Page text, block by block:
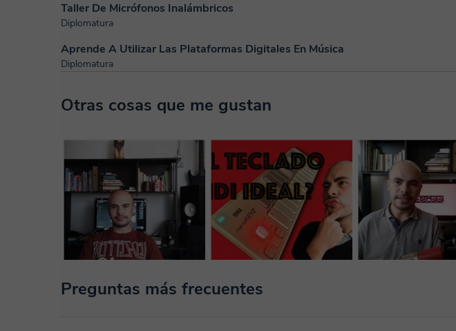
Taller De Micrófonos Inalámbricos
Diplomatura
Aprende A Utilizar Las Plataformas Digitales En Música
Diplomatura
Otras cosas que me gustan
Preguntas más frecuentes